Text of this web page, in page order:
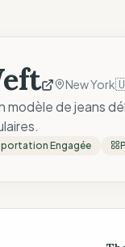
New York
modèle de jeans
Engagée